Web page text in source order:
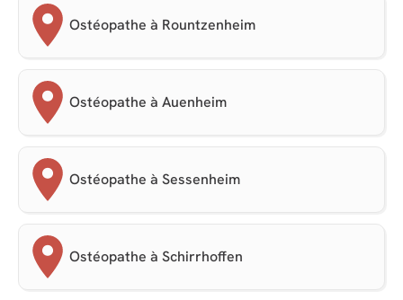
Ostéopathe à Rountzenheim
Ostéopathe à Auenheim
Ostéopathe à Sessenheim
Ostéopathe à Schirrhoffen